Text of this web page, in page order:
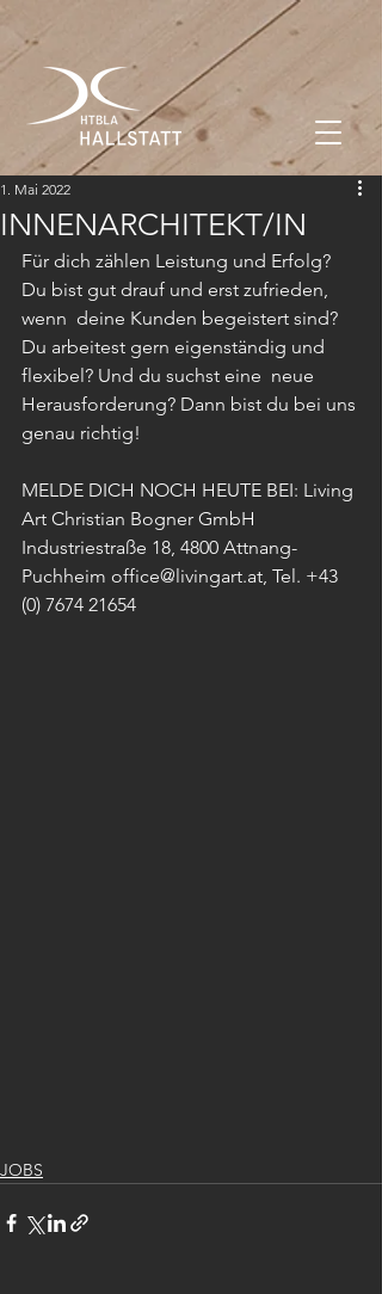
INNENARCHITEKT/IN
1. Mai 2022
Für dich zählen Leistung und Erfolg?
Du bist gut drauf und erst zufrieden,
wenn  deine Kunden begeistert sind?
Du arbeitest gern eigenständig und
flexibel? Und du suchst eine  neue
Herausforderung? Dann bist du bei uns
genau richtig!
MELDE DICH NOCH HEUTE BEI: Living
Art Christian Bogner GmbH
Industriestraße 18, 4800 Attnang-
Puchheim office@livingart.at, Tel. +43
(0) 7674 21654
JOBS